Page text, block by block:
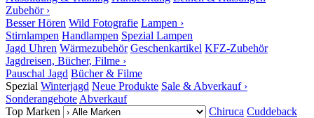
Zubehör ›
Besser Hören Wild Fotografie Lampen ›
Stirnlampen Handlampen Spezial Lampen
Jagd Uhren Wärmezubehör Geschenkartikel KFZ-Zubehör
Jagdreisen, Bücher, Filme ›
Pauschal Jagd Bücher & Filme
Spezial Winterjagd Neue Produkte Sale & Abverkauf ›
Sonderangebote Abverkauf
Top Marken
Chiruca Cuddeback